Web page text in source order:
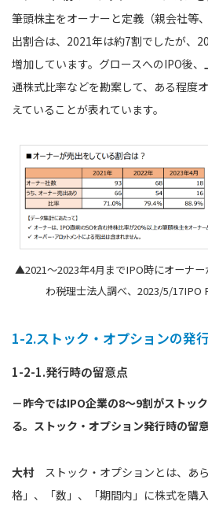
筆頭株主をオーナーと定義（親会社等
出割合は、2021年は約7割でしたが、
増加しています。グロースへのIPO後
通株式比率などを勘案して、ある程度
えていることが表れています。
▲2021～2023年4月までIPO時にオーナ
わ税理士法人調べ、2023/5/17IPO
1-2.ストック・オプションの発
1-2-1.発行時の留意点
－昨今ではIPO企業の8～9割がストッ
る。ストック・オプション発行時の留
大村ストック・オプションとは、あ
格」、「数」、「期間内」に株式を購